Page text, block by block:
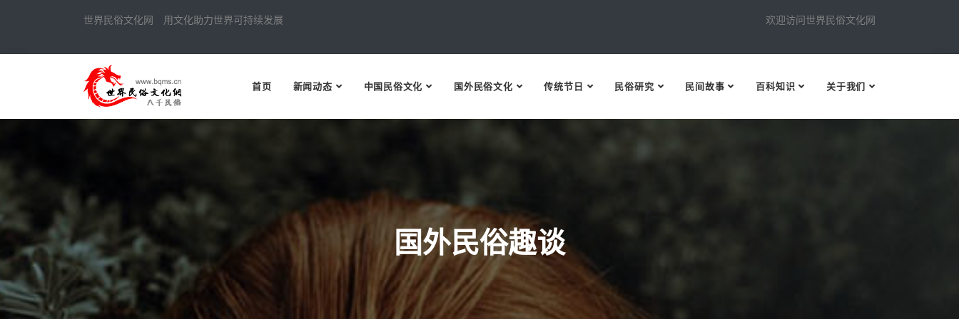
世界民俗文化网 用文化助力世界可持续发展 欢迎访问世界民俗文化网
首页 新闻动态 中国民俗文化 国外民俗文化 传统节日 民俗研究 民间故事 百科知识 关于我们
国外民俗趣谈